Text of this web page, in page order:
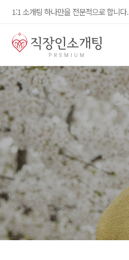
1:1 소개팅 하나만을 전문적으로 합니다.